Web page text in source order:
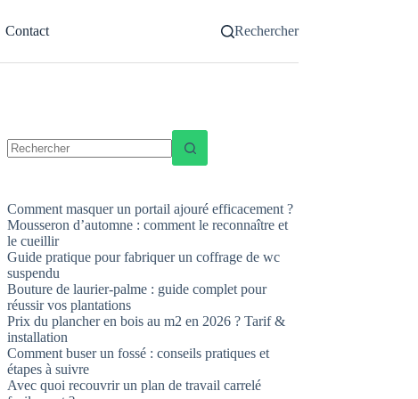
Contact Rechercher
Comment masquer un portail ajouré efficacement ?
Mousseron d’automne : comment le reconnaître et
le cueillir
Guide pratique pour fabriquer un coffrage de wc
suspendu
Bouture de laurier-palme : guide complet pour
réussir vos plantations
Prix du plancher en bois au m2 en 2026 ? Tarif &
installation
Comment buser un fossé : conseils pratiques et
étapes à suivre
Avec quoi recouvrir un plan de travail carrelé